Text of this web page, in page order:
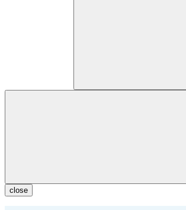
close